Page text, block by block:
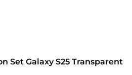
Set Galaxy S25 Transparent